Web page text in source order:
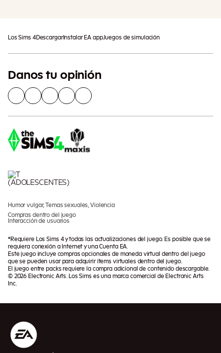
Los Sims 4DescargarInstalar EA appJuegos de simulación
Danos tu opinión
Humor vulgar, Temas sexuales, Violencia
Compras dentro del juego
Interacción de usuarios
*Requiere Los Sims 4 y todas las actualizaciones del juego. Es posible que se
requiera conexión a Internet y una Cuenta EA.
Este juego incluye compras opcionales de moneda virtual dentro del juego
que se pueden usar para adquirir ítems virtuales dentro del juego.
El juego entre packs requiere la compra adicional de contenido descargable.
© 2026 Electronic Arts. Los Sims es una marca comercial de Electronic Arts
Inc.